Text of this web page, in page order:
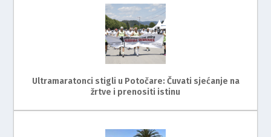
Ultramaratonci stigli u Potočare: Čuvati sjećanje na
žrtve i prenositi istinu